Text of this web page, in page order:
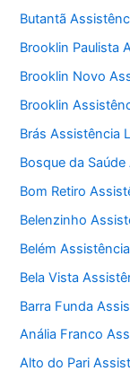
Butantã
Brooklin Paulista
Brooklin Novo
Brooklin
Brás Assistência
Bosque da
Bom Retiro
Belenzinho
Belém
Bela Vista
Barra Funda
Anália Franco
Alto do Pari